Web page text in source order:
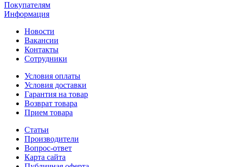
Покупателям
Информация
Новости
Вакансии
Контакты
Сотрудники
Условия оплаты
Условия доставки
Гарантия на товар
Возврат товара
Прием товара
Статьи
Производители
Вопрос-ответ
Карта сайта